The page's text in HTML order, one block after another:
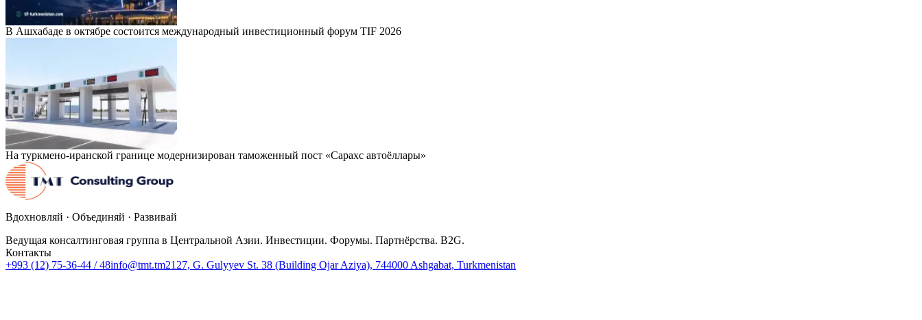
В Ашхабаде в октябре состоится международный инвестиционный форум TIF 2026
На туркмено-иранской границе модернизирован таможенный пост «Сарахс автоёллары»
Вдохновляй · Объединяй · Развивай
Ведущая консалтинговая группа в Центральной Азии. Инвестиции. Форумы. Партнёрства. B2G.
Контакты
+993 (12) 75-36-44 / 48info@tmt.tm2127, G. Gulyyev St. 38 (Building Ojar Aziya), 744000 Ashgabat, Turkmenistan